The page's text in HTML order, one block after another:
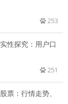
253
性探究：用户口
251
票：行情走势、